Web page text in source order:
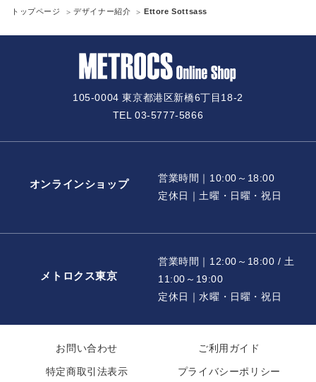
トップページ デザイナー紹介 Ettore Sottsass
105-0004 東京都港区新橋6丁目18-2
TEL 03-5777-5866
オンラインショップ
営業時間｜10:00～18:00
定休日｜土曜・日曜・祝日
メトロクス東京
営業時間｜12:00～18:00 / 土
11:00～19:00
定休日｜水曜・日曜・祝日
お問い合わせ ご利用ガイド
特定商取引法表示 プライバシーポリシー